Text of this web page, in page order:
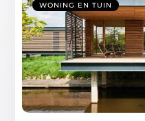
WONING EN TUIN